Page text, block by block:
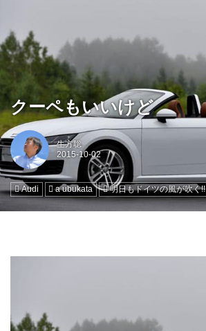
クーペもいいけど
生方聡
Audi a ubukata 明日もドイツの風が吹く!!